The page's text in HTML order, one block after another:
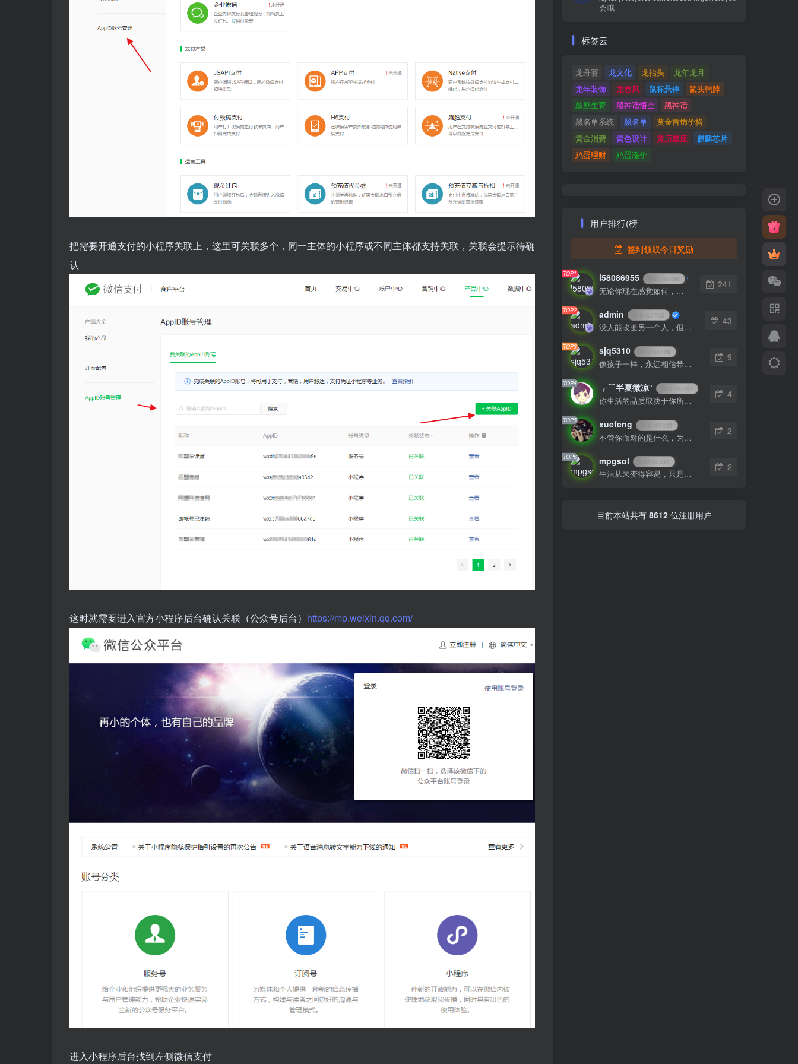
把需要开通支付的小程序关联上，这里可关联多个，同一主体的小程序或不同主体都支持关联，关联会提示待确
认
这时就需要进入官方小程序后台确认关联（公众号后台） https://mp.weixin.qq.com/
进入小程序后台找到左侧微信支付
会哦
标签云
龙舟赛 龙文化 龙抬头
龙年龙月
龙年装饰
龙卷风 鼠标悬停
鼠头鸭脖
鼓励生育
黑神话悟空
黑神话
黑名单系统
黑名单
黄金首饰价格
黄金消费
黄色设计 黄历星座
麒麟芯片
鸡蛋理财
鸡蛋涨价
用户排行(榜
签到领取今日奖励
TOP1 l58086955 65796
无论你现在感觉如何，请起床、穿好衣服然后为你的梦想而奋斗
241
TOP2 admin 65785
没人能改变另一个人，但是某个人能成为一个人改变的原因
43
TOP3 sjq5310
像孩子一样，永远相信希望，相信梦想
9
TOP4 ╭⌒半夏微凉° 65787
你生活的品质取决于你所提出的问题
4
TOP5 xuefeng 65828
不管你面对的是什么，为你所爱的而奋斗都会是值得的
2
TOP6 mpgsol 65834
生活从未变得容易，只是我们变得更加坚强
2
目前本站共有 8612位注册用户